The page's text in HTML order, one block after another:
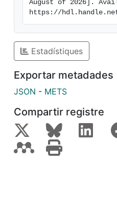
August of 2026].
https://
Estadístiques
Exportar metadades
JSON - METS
Compartir registre